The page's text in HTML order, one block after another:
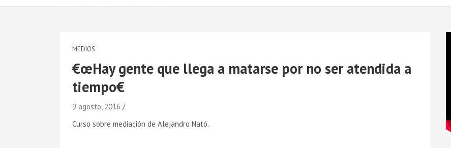
MEDIOS
€œHay gente que llega a matarse por no ser atendida a
tiempo€
9 agosto, 2016
Curso sobre mediación de Alejandro Nató.